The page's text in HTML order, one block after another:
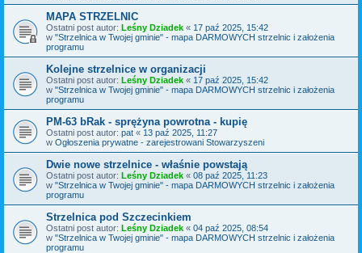
MAPA STRZELNIC
Ostatni post autor: Leśny Dziadek « 17 paź 2025, 15:42
w "Strzelnica w Twojej gminie" - mapa DARMOWYCH strzelnic i założenia
programu
Kolejne strzelnice w organizacji
Ostatni post autor: Leśny Dziadek « 17 paź 2025, 15:42
w "Strzelnica w Twojej gminie" - mapa DARMOWYCH strzelnic i założenia
programu
PM-63 bRak - sprężyna powrotna - kupię
Ostatni post autor: pat « 13 paź 2025, 11:27
w Ogłoszenia prywatne - zarejestrowani Stowarzyszeni
Dwie nowe strzelnice - właśnie powstają
Ostatni post autor: Leśny Dziadek « 08 paź 2025, 11:23
w "Strzelnica w Twojej gminie" - mapa DARMOWYCH strzelnic i założenia
programu
Strzelnica pod Szczecinkiem
Ostatni post autor: Leśny Dziadek « 04 paź 2025, 08:54
w "Strzelnica w Twojej gminie" - mapa DARMOWYCH strzelnic i założenia
programu